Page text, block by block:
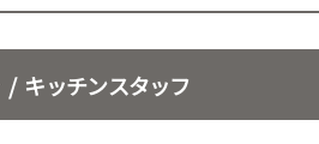
ッチンスタッフ